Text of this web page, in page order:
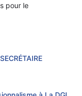
pour le